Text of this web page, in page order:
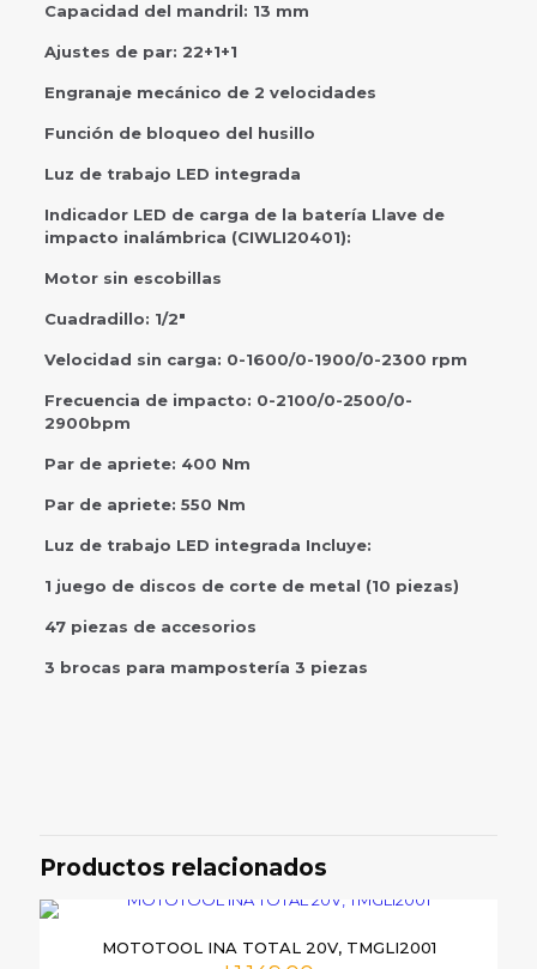
Capacidad del mandril: 13 mm
Ajustes de par: 22+1+1
Engranaje mecánico de 2 velocidades
Función de bloqueo del husillo
Luz de trabajo LED integrada
Indicador LED de carga de la batería Llave de
impacto inalámbrica (CIWLI20401):
Motor sin escobillas
Cuadradillo: 1/2″
Velocidad sin carga: 0-1600/0-1900/0-2300 rpm
Frecuencia de impacto: 0-2100/0-2500/0-
2900bpm
Par de apriete: 400 Nm
Par de apriete: 550 Nm
Luz de trabajo LED integrada Incluye:
1 juego de discos de corte de metal (10 piezas)
47 piezas de accesorios
3 brocas para mampostería 3 piezas
INGCO 3PCS, PULIDORA,
P/IMPACTO, TALADRO,
UCOSLI241291”
Productos relacionados
MOTOTOOL INA TOTAL 20V, TMGLI2001